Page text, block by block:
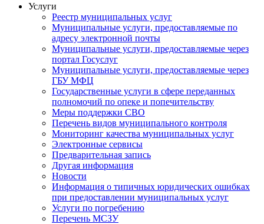
Услуги
Реестр муниципальных услуг
Муниципальные услуги, предоставляемые по
адресу электронной почты
Муниципальные услуги, предоставляемые через
портал Госуслуг
Муниципальные услуги, предоставляемые через
ГБУ МФЦ
Государственные услуги в сфере переданных
полномочий по опеке и попечительству
Меры поддержки СВО
Перечень видов муниципального контроля
Мониторинг качества муниципальных услуг
Электронные сервисы
Предварительная запись
Другая информация
Новости
Информация о типичных юридических ошибках
при предоставлении муниципальных услуг
Услуги по погребению
Перечень МСЗУ